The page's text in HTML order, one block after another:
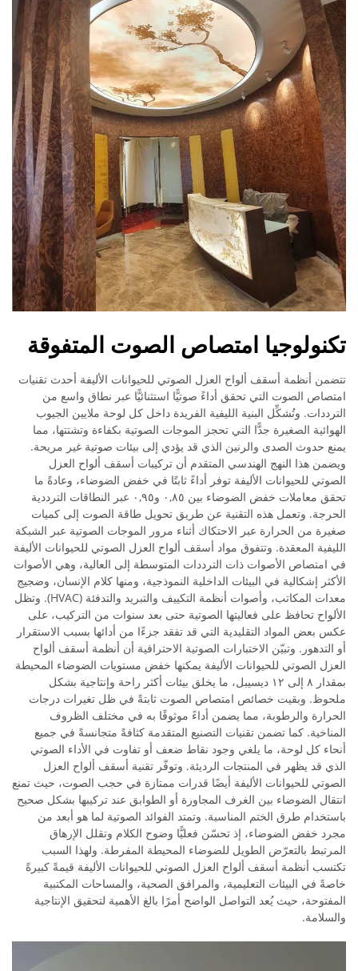
تكنولوجيا امتصاص الصوت المتفوقة
تتضمن أنظمة أسقف ألواح العزل الصوتي للحيوانات الأليفة أحدث تقنيات
امتصاص الصوت التي تحقق أداءً صوتيًّا استثنائيًّا عبر نطاق واسع من
الترددات. وتُشكِّل البنية الليفية الفريدة داخل كل لوحة ملايين الجيوب
الهوائية الصغيرة جدًّا التي تحجز الموجات الصوتية بكفاءة وتشتتها، مما
يمنع حدوث الصدى والرنين الذي قد يؤدي إلى بيئات صوتية غير مريحة.
ويضمن هذا النهج الهندسي المتقدم أن تركيبات أسقف ألواح العزل
الصوتي للحيوانات الأليفة توفر أداءً ثابتًا في خفض الضوضاء، وعادةً ما
تحقق معاملات خفض الضوضاء بين ٠,٨٥ و٠,٩٥ عبر النطاقات الترددية
الحرجة. وتعمل هذه التقنية عن طريق تحويل طاقة الصوت إلى كميات
صغيرة من الحرارة عبر الاحتكاك أثناء مرور الموجات الصوتية عبر الشبكة
الليفية المعقدة. وتتفوق مواد أسقف ألواح العزل الصوتي للحيوانات الأليفة
في امتصاص الأصوات ذات الترددات المتوسطة إلى العالية، وهي الأصوات
الأكثر إشكالية في البيئات الداخلية النموذجية، ومنها كلام الإنسان، وضجيج
معدات المكاتب، وأصوات أنظمة التكييف والتبريد والتدفئة (HVAC). وتظل
الألواح تحافظ على فعاليتها الصوتية حتى بعد سنوات من التركيب، على
عكس بعض المواد التقليدية التي قد تفقد جزءًا من أدائها بسبب الاستقرار
أو التدهور. وتبيّن الاختبارات الصوتية الاحترافية أن أنظمة أسقف ألواح
العزل الصوتي للحيوانات الأليفة يمكنها خفض مستويات الضوضاء المحيطة
بمقدار ٨ إلى ١٢ ديسيبل، ما يخلق بيئات أكثر راحة وإنتاجية بشكل
ملحوظ. وبقيت خصائص امتصاص الصوت ثابتةً في ظل تغيرات درجات
الحرارة والرطوبة، مما يضمن أداءً موثوقًا به في مختلف الظروف
المناخية. كما تضمن تقنيات التصنيع المتقدمة كثافةً متجانسةً في جميع
أنحاء كل لوحة، ما يلغي وجود نقاط ضعف أو تفاوت في الأداء الصوتي
الذي قد يظهر في المنتجات الرديئة. وتوفّر تقنية أسقف ألواح العزل
الصوتي للحيوانات الأليفة أيضًا قدرات ممتازة في حجب الصوت، حيث تمنع
انتقال الضوضاء بين الغرف المجاورة أو الطوابق عند تركيبها بشكل صحيح
باستخدام طرق الختم المناسبة. وتمتد الفوائد الصوتية لما هو أبعد من
مجرد خفض الضوضاء، إذ تحسّن فعليًّا وضوح الكلام وتقلل الإرهاق
المرتبط بالتعرّض الطويل للضوضاء المحيطة المفرطة. ولهذا السبب
تكتسب أنظمة أسقف ألواح العزل الصوتي للحيوانات الأليفة قيمةً كبيرةً
خاصةً في البيئات التعليمية، والمرافق الصحية، والمساحات المكتبية
المفتوحة، حيث يُعد التواصل الواضح أمرًا بالغ الأهمية لتحقيق الإنتاجية
والسلامة.